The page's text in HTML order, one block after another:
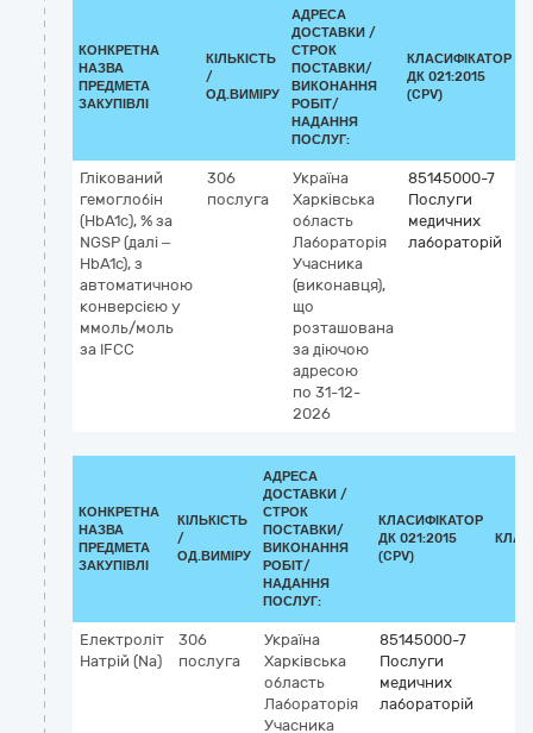
КОНКРЕТНА
НАЗВА
ПРЕДМЕТА
ЗАКУПІВЛІ
КІЛЬКІСТЬ
/
ОД.ВИМІРУ
АДРЕСА
ДОСТАВКИ /
СТРОК
ПОСТАВКИ/
ВИКОНАННЯ
РОБІТ/
НАДАННЯ
ПОСЛУГ:
КЛАСИФІКАТОР
ДК 021:2015
(CPV)
Глікований
гемоглобін
(HbA1c), % за
NGSP (далі –
HbA1c), з
автоматичною
конверсією у
ммоль/моль
за IFCC
306
послуга
Україна
Харківська
область
Лабораторія
Учасника
(виконавця),
що
розташована
за діючою
адресою
по 31-12-
2026
85145000-7
Послуги
медичних
лабораторій
КОНКРЕТНА
НАЗВА
ПРЕДМЕТА
ЗАКУПІВЛІ
КІЛЬКІСТЬ
/
ОД.ВИМІРУ
АДРЕСА
ДОСТАВКИ /
СТРОК
ПОСТАВКИ/
ВИКОНАННЯ
РОБІТ/
НАДАННЯ
ПОСЛУГ:
КЛАСИФІКАТОР
ДК 021:2015
(CPV)
Електроліт
Натрій (Na)
306
послуга
Україна
Харківська
область
Лабораторія
Учасника
85145000-7
Послуги
медичних
лабораторій